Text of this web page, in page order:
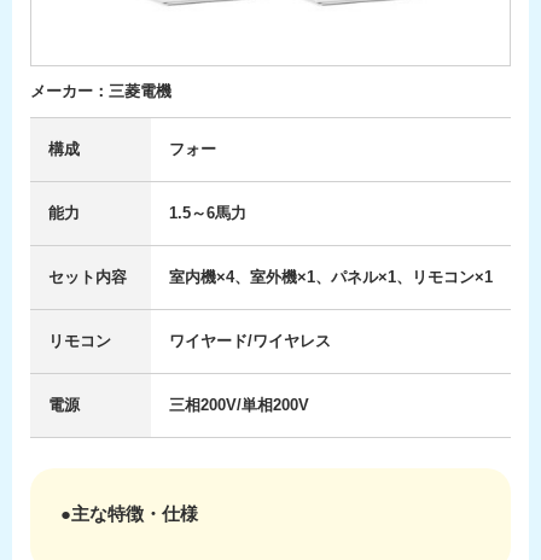
メーカー：三菱電機
構成 フォー
能力 1.5～6馬力
セット内容 室内機×4、室外機×1、パネル×1、リモコン×1
リモコン ワイヤード/ワイヤレス
電源 三相200V/単相200V
●主な特徴・仕様